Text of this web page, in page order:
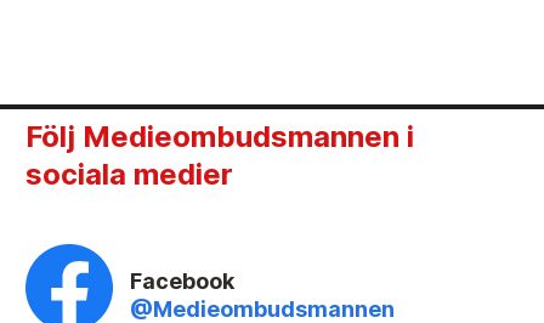
Följ Medieombudsmannen i
sociala medier
Facebook
@Medieombudsmannen